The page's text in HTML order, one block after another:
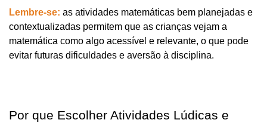
Lembre-se: as atividades matemáticas bem planejadas e
contextualizadas permitem que as crianças vejam a
matemática como algo acessível e relevante, o que pode
evitar futuras dificuldades e aversão à disciplina.
Por que Escolher Atividades Lúdicas e